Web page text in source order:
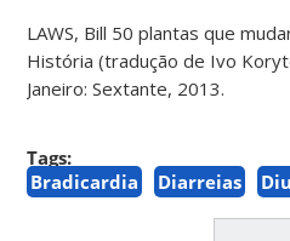
LAWS, Bill 50 plantas que
História (tradução de Ivo
Janeiro: Sextante, 2013.
Tags:
Bradicardia
Diarreias